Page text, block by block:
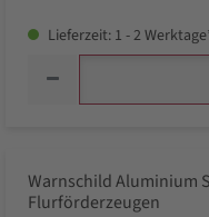
Lieferzeit: 1 - 2
Warnschild Aluminium
Flurförderzeugen